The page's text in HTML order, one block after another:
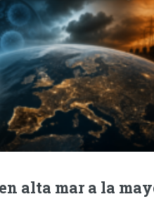
alta mar a la